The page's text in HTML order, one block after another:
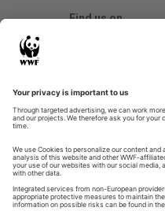
Find us on